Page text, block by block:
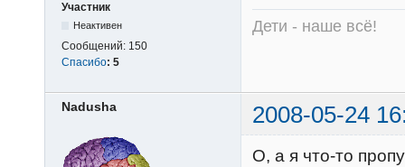
Участник
Неактивен
Сообщений: 150
Спасибо: 5
Дети - наше всё!
Nadusha 2008-05-24
О, а я что-то